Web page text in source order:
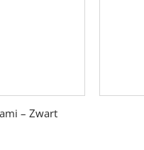
– Zwart